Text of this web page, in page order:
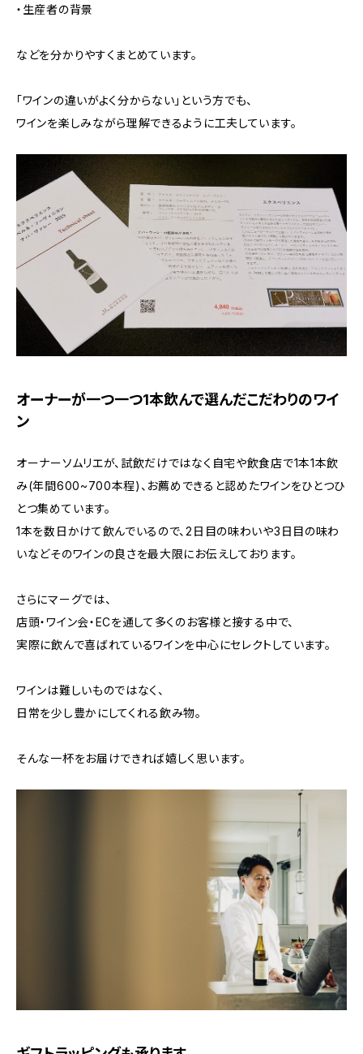
・生産者の背景
などを分かりやすくまとめています。
「ワインの違いがよく分からない」という方でも、
ワインを楽しみながら理解できるように工夫しています。
オーナーが一つ一つ1本飲んで選んだこだわりのワイ
ン
オーナーソムリエが、試飲だけではなく自宅や飲食店で1本1本飲
み(年間600~700本程)、お薦めできると認めたワインをひとつひ
とつ集めています。
1本を数日かけて飲んでいるので、2日目の味わいや3日目の味わ
いなどそのワインの良さを最大限にお伝えしております。
さらにマーグでは、
店頭・ワイン会・ECを通して多くのお客様と接する中で、
実際に飲んで喜ばれているワインを中心にセレクトしています。
ワインは難しいものではなく、
日常を少し豊かにしてくれる飲み物。
そんな一杯をお届けできれば嬉しく思います。